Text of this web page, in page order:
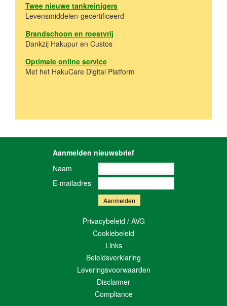
Twee nieuwe tankreinigers
Levensmiddelen-gecertificeerd
Brandschoon en roestvrij
Dankzij Hakupur en Custos
Optimale online service
Met het HakuCare Digital Platform
.
.
Aanmelden nieuwsbrief
Naam
E-mailadres
Privacybeleid / AVG
Cookiebeleid
Links
Beleidsverklaring
Leveringsvoorwaarden
Disclaimer
Compliance